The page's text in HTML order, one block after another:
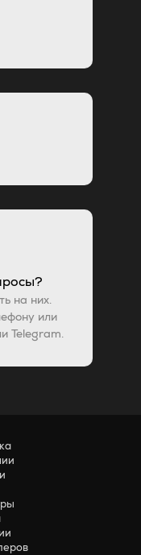
на них.
или
Telegram.